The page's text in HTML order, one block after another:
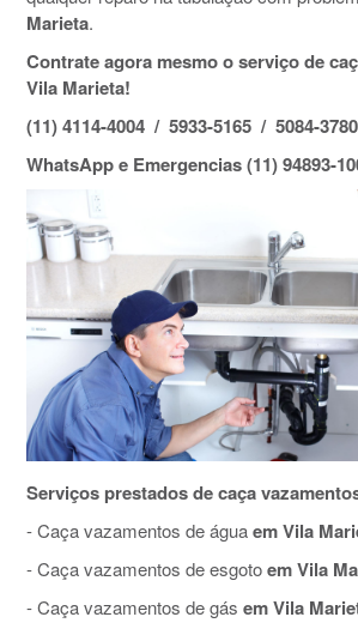
Marieta.
Contrate agora mesmo o serviço de
Vila Marieta!
(11) 4114-4004 / 5933-5165 / 5084-3780
WhatsApp e Emergencias (11) 94893-
Serviços prestados de caça
- Caça vazamentos de águaem Vila
- Caça vazamentos de esgotoem Vila
- Caça vazamentos de gás em Vila